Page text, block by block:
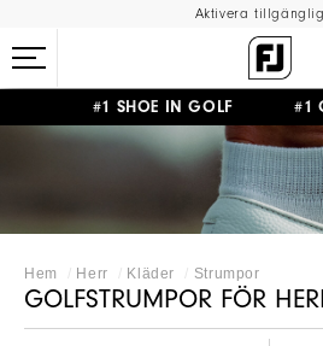
Aktivera
#1 SHOE IN GOLF #1
FRI FRAKTPÅ ALLA BESTÄLLNINGAR
Hem Herr Kläder Strumpor
GOLFSTRUMPOR FÖR